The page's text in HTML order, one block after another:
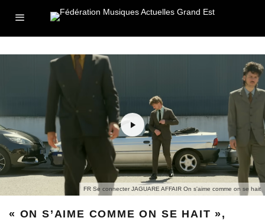
FR Se connecter JAGUARE AFFAIR On s'aime comme on se hait
« ON S’AIME COMME ON SE HAIT »,